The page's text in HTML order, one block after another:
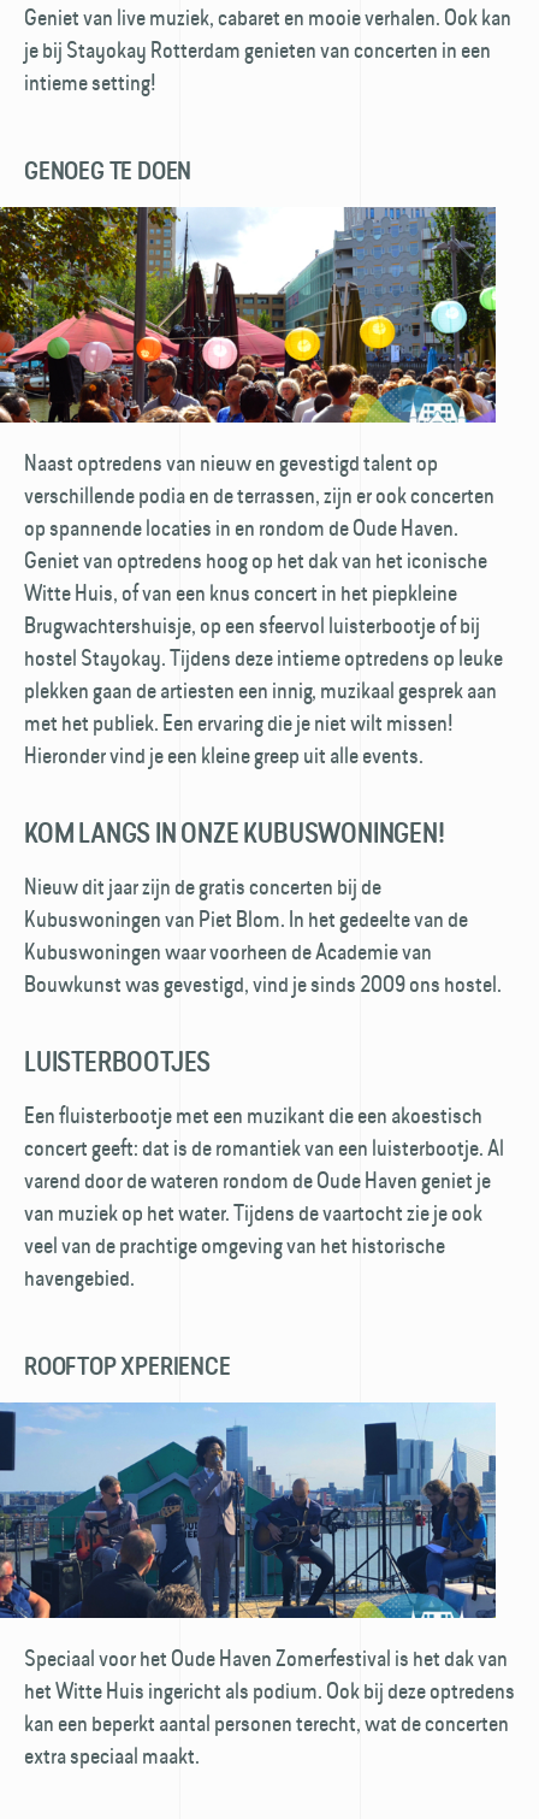
Geniet van live muziek, cabaret en mooie verhalen. Ook kan
je bij Stayokay Rotterdam genieten van concerten in een
intieme setting!
GENOEG TE DOEN
Naast optredens van nieuw en gevestigd talent op
verschillende podia en de terrassen, zijn er ook concerten
op spannende locaties in en rondom de Oude Haven.
Geniet van optredens hoog op het dak van het iconische
Witte Huis, of van een knus concert in het piepkleine
Brugwachtershuisje, op een sfeervol luisterbootje of bij
hostel Stayokay. Tijdens deze intieme optredens op leuke
plekken gaan de artiesten een innig, muzikaal gesprek aan
met het publiek. Een ervaring die je niet wilt missen!
Hieronder vind je een kleine greep uit alle events.
KOM LANGS IN ONZE KUBUSWONINGEN!
Nieuw dit jaar zijn de gratis concerten bij de
Kubuswoningen van Piet Blom. In het gedeelte van de
Kubuswoningen waar voorheen de Academie van
Bouwkunst was gevestigd, vind je sinds 2009 ons hostel.
LUISTERBOOTJES
Een fluisterbootje met een muzikant die een akoestisch
concert geeft: dat is de romantiek van een luisterbootje. Al
varend door de wateren rondom de Oude Haven geniet je
van muziek op het water. Tijdens de vaartocht zie je ook
veel van de prachtige omgeving van het historische
havengebied.
ROOFTOP XPERIENCE
Speciaal voor het Oude Haven Zomerfestival is het dak van
het Witte Huis ingericht als podium. Ook bij deze optredens
kan een beperkt aantal personen terecht, wat de concerten
extra speciaal maakt.